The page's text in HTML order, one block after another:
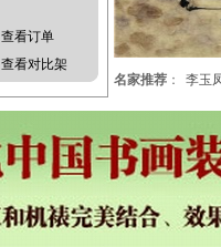
查看订单
查看对比架
名家推荐 ： 李玉